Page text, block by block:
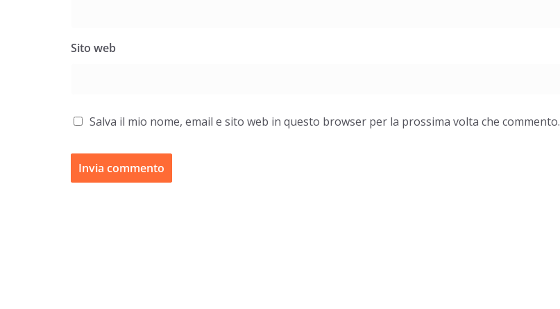
Sito web
Salva il mio nome, email e sito web in questo browser per la prossima volta che commento.